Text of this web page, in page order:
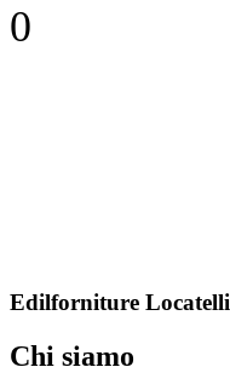
0
Edilforniture Locatelli
Chi siamo